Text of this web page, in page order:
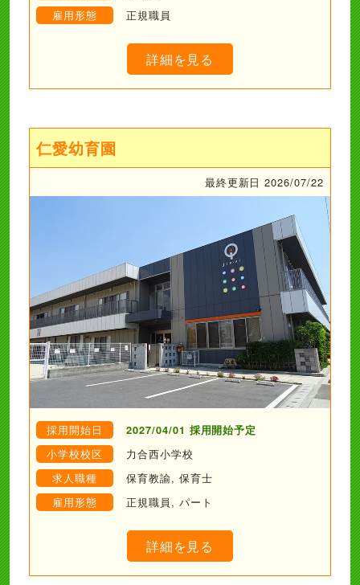
雇用形態
正規職員
詳細を見る
仁愛幼育園
最終更新日 2026/07/22
採用開始日 2027/04/01 採用開始予定
小学校校区
力合西小学校
求人職種
保育教諭, 保育士
雇用形態
正規職員, パート
詳細を見る